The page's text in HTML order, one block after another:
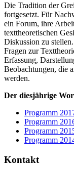
Die Tradition der
fortgesetzt. Für
ein Forum, ihre
texttheoretischen
Diskussion zu
Fragen zur
Erfassung,
Beobachtungen, die
werden.
Der diesjährige
Programm
Programm
Programm
Programm
Kontakt